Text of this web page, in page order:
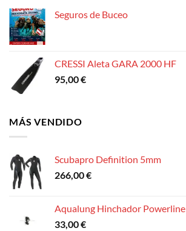
Seguros de Buceo
CRESSI Aleta GARA 2000 HF
95,00€
MÁS VENDIDO
Scubapro Definition 5mm
266,00€
Aqualung Hinchador Powerline
33,00€